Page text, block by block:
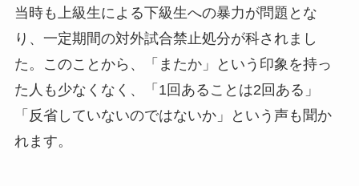
当時も上級生による下級生への暴力が問題とな
り、一定期間の対外試合禁止処分が科されまし
た。このことから、「またか」という印象を持っ
た人も少なくなく、「1回あることは2回ある」
「反省していないのではないか」という声も聞か
れます。